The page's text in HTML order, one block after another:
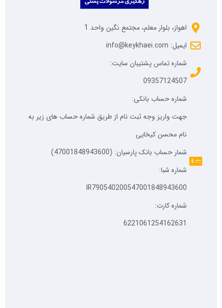
اهواز، بلوار معلم، مجتمع نگین واحد 1
ایمیل: info@keykhaei.com
شماره تماس پشتیبان سایت:
09357124507
شماره حساب بانکی:
جهت واریز وجه ثبت نام از طریق شماره حساب های زیر به
نام محسن کیخایی
شمار حساب بانک پارسیان: (47001848943600)
شماره شبا:
IR790540200547001848943600
شماره کارت:
6221061254162631